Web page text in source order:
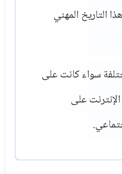
التاريخ المهني
سواء كانت على
الإنترنت على